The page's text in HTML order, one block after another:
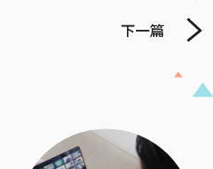
下一篇
Next